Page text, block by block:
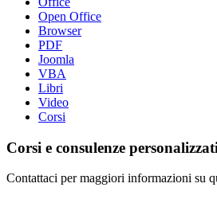
Open Office
Browser
PDF
Joomla
VBA
Libri
Video
Corsi
Corsi e consulenze
Contattaci per maggiori informazioni su